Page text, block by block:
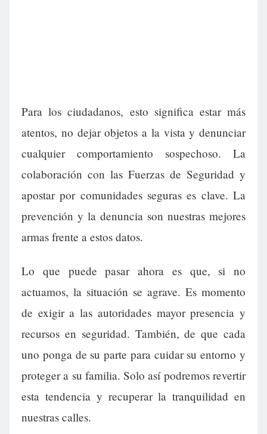
Para los ciudadanos, esto significa estar más
atentos, no dejar objetos a la vista y denunciar
cualquier comportamiento sospechoso. La
colaboración con las Fuerzas de Seguridad y
apostar por comunidades seguras es clave. La
prevención y la denuncia son nuestras mejores
armas frente a estos datos.
Lo que puede pasar ahora es que, si no
actuamos, la situación se agrave. Es momento
de exigir a las autoridades mayor presencia y
recursos en seguridad. También, de que cada
uno ponga de su parte para cuidar su entorno y
proteger a su familia. Solo así podremos revertir
esta tendencia y recuperar la tranquilidad en
nuestras calles.